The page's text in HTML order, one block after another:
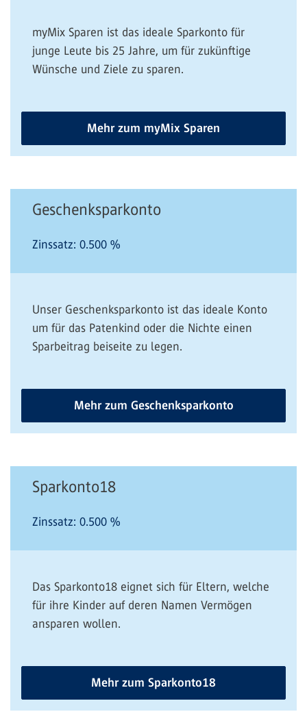
myMix Sparen ist das ideale Sparkonto für
junge Leute bis 25 Jahre, um für zukünftige
Wünsche und Ziele zu sparen.
Mehr zum myMix Sparen
Geschenksparkonto
Zinssatz: 0.500 %
Unser Geschenksparkonto ist das ideale Konto
um für das Patenkind oder die Nichte einen
Sparbeitrag beiseite zu legen.
Mehr zum Geschenksparkonto
Sparkonto18
Zinssatz: 0.500 %
Das Sparkonto18 eignet sich für Eltern, welche
für ihre Kinder auf deren Namen Vermögen
ansparen wollen.
Mehr zum Sparkonto18